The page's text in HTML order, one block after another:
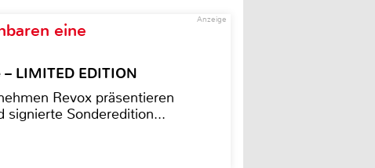
Anzeige
eine
LIMITED EDITION
Revox präsentieren
Sonderedition...